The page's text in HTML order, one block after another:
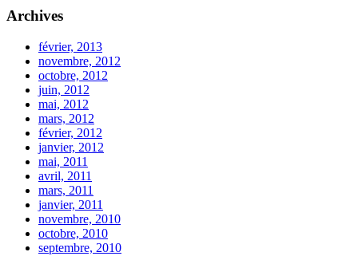
Archives
février, 2013
novembre, 2012
octobre, 2012
juin, 2012
mai, 2012
mars, 2012
février, 2012
janvier, 2012
mai, 2011
avril, 2011
mars, 2011
janvier, 2011
novembre, 2010
octobre, 2010
septembre, 2010